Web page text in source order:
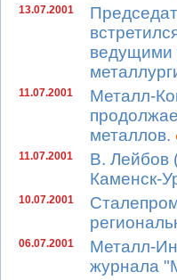
13.07.2001
ведущими
11.07.2001
Металл-
металлов.
11.07.2001
В. Лейбов
Каменск-
10.07.2001
06.07.2001
Металл-
журнала